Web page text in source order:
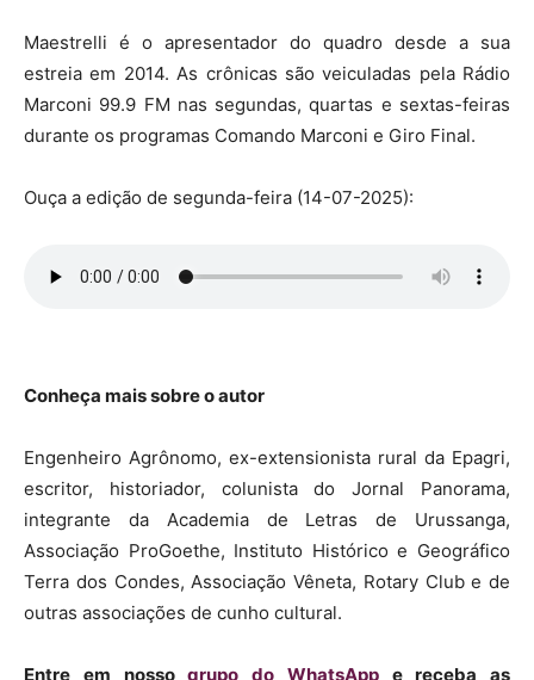
Maestrelli é o apresentador do quadro desde a sua
estreia em 2014. As crônicas são veiculadas pela Rádio
Marconi 99.9 FM nas segundas, quartas e sextas-feiras
durante os programas Comando Marconi e Giro Final.
Ouça a edição de segunda-feira (14-07-2025):
Conheça mais sobre o autor
Engenheiro Agrônomo, ex-extensionista rural da Epagri,
escritor, historiador, colunista do Jornal Panorama,
integrante da Academia de Letras de Urussanga,
Associação ProGoethe, Instituto Histórico e Geográfico
Terra dos Condes, Associação Vêneta, Rotary Club e de
outras associações de cunho cultural.
Entre em nossogrupo do WhatsApp e receba as